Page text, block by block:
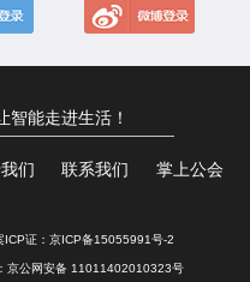
智能走进生活！
们 联系我们 掌上公会
证： 京ICP备15055991号-2
京公网安备 11011402010323号